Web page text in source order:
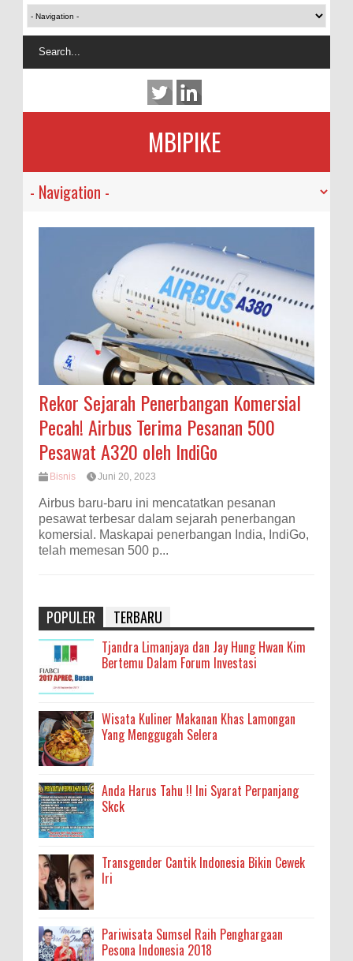
MBIPIKE
Rekor Sejarah Penerbangan Komersial
Pecah! Airbus Terima Pesanan 500
Pesawat A320 oleh IndiGo
Bisnis Juni 20, 2023
Airbus baru-baru ini mencatatkan pesanan
pesawat terbesar dalam sejarah penerbangan
komersial. Maskapai penerbangan India, IndiGo,
telah memesan 500 p...
POPULER TERBARU
Tjandra Limanjaya dan Jay Hung Hwan Kim
Bertemu Dalam Forum Investasi
Wisata Kuliner Makanan Khas Lamongan
Yang Menggugah Selera
Anda Harus Tahu !! Ini Syarat Perpanjang
Skck
Transgender Cantik Indonesia Bikin Cewek
Iri
Pariwisata Sumsel Raih Penghargaan
Pesona Indonesia 2018